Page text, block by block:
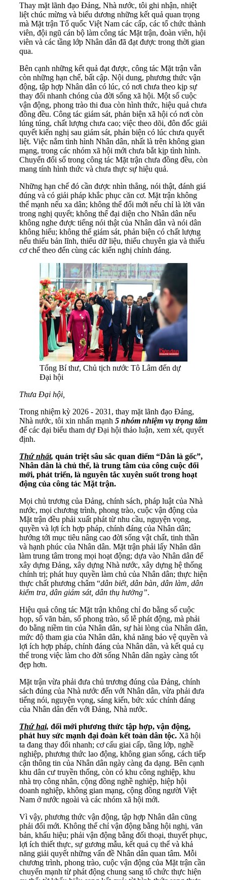
Thay mặt lãnh đạo Đảng, Nhà nước, tôi ghi nhận, nhiệt
liệt chúc mừng và biểu dương những kết quả quan trọng
mà Mặt trận Tổ quốc Việt Nam các cấp, các tổ chức thành
viên, đội ngũ cán bộ làm công tác Mặt trận, đoàn viên, hội
viên và các tầng lớp Nhân dân đã đạt được trong thời gian
qua.
Bên cạnh những kết quả đạt được, công tác Mặt trận vẫn
còn những hạn chế, bất cập. Nội dung, phương thức vận
động, tập hợp Nhân dân có lúc, có nơi chưa theo kịp sự
thay đổi nhanh chóng của đời sống xã hội. Một số cuộc
vận động, phong trào thi đua còn hình thức, hiệu quả chưa
đồng đều. Công tác giám sát, phản biện xã hội có nơi còn
lúng túng, chất lượng chưa cao; việc theo dõi, đôn đốc giải
quyết kiến nghị sau giám sát, phản biện có lúc chưa quyết
liệt. Việc nắm tình hình Nhân dân, nhất là trên không gian
mạng, trong các nhóm xã hội mới chưa bắt kịp tình hình.
Chuyển đổi số trong công tác Mặt trận chưa đồng đều, còn
mang tính hình thức và chưa thực sự hiệu quả.
Những hạn chế đó cần được nhìn thẳng, nói thật, đánh giá
đúng và có giải pháp khắc phục căn cơ. Mặt trận không
thể mạnh nếu xa dân; không thể đổi mới nếu chỉ là lời văn
trong nghị quyết; không thể đại diện cho Nhân dân nếu
không nghe được tiếng nói thật của Nhân dân và nói dân
không hiểu; không thể giám sát, phản biện có chất lượng
nếu thiếu bản lĩnh, thiếu dữ liệu, thiếu chuyên gia và thiếu
cơ chế theo đến cùng các kiến nghị chính đáng.
Tổng Bí thư, Chủ tịch nước Tô Lâm đến dự
Đại hội
Thưa Đại hội,
Trong nhiệm kỳ 2026 - 2031, thay mặt lãnh đạo Đảng,
Nhà nước, tôi xin nhấn mạnh 5 nhóm nhiệm vụ trọng tâm
để các đại biểu tham dự Đại hội thảo luận, xem xét, quyết
định.
Thứ nhất, quán triệt sâu sắc quan điểm “Dân là gốc”,
Nhân dân là chủ thể, là trung tâm của công cuộc đổi
mới, phát triển, là nguyên tắc xuyên suốttrong hoạt
động của công tác Mặt trận.
Mọi chủ trương của Đảng, chính sách, pháp luật của Nhà
nước, mọi chương trình, phong trào, cuộc vận động của
Mặt trận đều phải xuất phát từ nhu cầu, nguyện vọng,
quyền và lợi ích hợp pháp, chính đáng của Nhân dân;
hướng tới mục tiêu nâng cao đời sống vật chất, tinh thần
và hạnh phúc của Nhân dân. Mặt trận phải lấy Nhân dân
làm trung tâm trong mọi hoạt động; dựa vào Nhân dân để
xây dựng Đảng, xây dựng Nhà nước, xây dựng hệ thống
chính trị; phát huy quyền làm chủ của Nhân dân; thực hiện
thực chất phương châm “dân biết, dân bàn, dân làm, dân
kiểm tra, dân giám sát, dân thụ hưởng”.
Hiệu quả công tác Mặt trận không chỉ đo bằng số cuộc
họp, số văn bản, số phong trào, số lễ phát động, mà phải
đo bằng niềm tin của Nhân dân, sự hài lòng của Nhân dân,
mức độ tham gia của Nhân dân, khả năng bảo vệ quyền và
lợi ích hợp pháp, chính đáng của Nhân dân, và kết quả cụ
thể trong việc làm cho đời sống Nhân dân ngày càng tốt
đẹp hơn.
Mặt trận vừa phải đưa chủ trương đúng của Đảng, chính
sách đúng của Nhà nước đến với Nhân dân, vừa phải đưa
tiếng nói, nguyện vọng, sáng kiến, bức xúc chính đáng
của Nhân dân đến với Đảng, Nhà nước.
Thứ hai, đổi mới phương thức tập hợp, vận động,
phát huy sức mạnh đại đoàn kết toàn dân tộc. Xã hội
ta đang thay đổi nhanh; cơ cấu giai cấp, tầng lớp, nghề
nghiệp, phương thức lao động, không gian sống, cách tiếp
cận thông tin của Nhân dân ngày càng đa dạng. Bên cạnh
khu dân cư truyền thống, còn có khu công nghiệp, khu
nhà trọ công nhân, cộng đồng nghề nghiệp, hiệp hội
doanh nghiệp, không gian mạng, cộng đồng người Việt
Nam ở nước ngoài và các nhóm xã hội mới.
Vì vậy, phương thức vận động, tập hợp Nhân dân cũng
phải đổi mới. Không thể chỉ vận động bằng hội nghị, văn
bản, khẩu hiệu; phải vận động bằng đối thoại, thuyết phục,
lợi ích thiết thực, sự gương mẫu, kết quả cụ thể và khả
năng giải quyết những vấn đề Nhân dân quan tâm. Mỗi
chương trình, phong trào, cuộc vận động của Mặt trận cần
chuyển mạnh từ phát động chung sang tổ chức thực hiện